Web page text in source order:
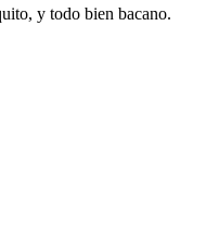
y todo bien bacano.